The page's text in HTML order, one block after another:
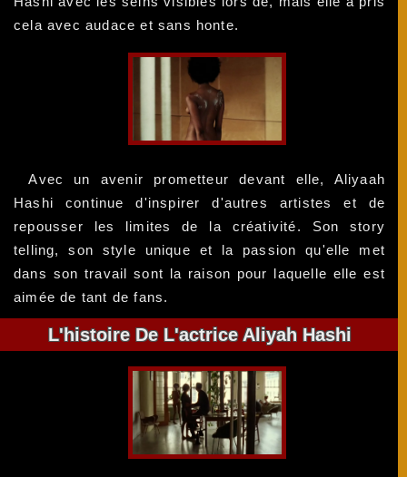
cela avec audace et sans honte.
Avec un avenir prometteur devant elle, Aliyaah
Hashi continue d'inspirer d'autres artistes et de
repousser les limites de la créativité. Son story
telling, son style unique et la passion qu'elle met
dans son travail sont la raison pour laquelle elle est
aimée de tant de fans.
L'histoire De L'actrice Aliyah Hashi